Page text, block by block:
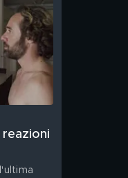
reazioni